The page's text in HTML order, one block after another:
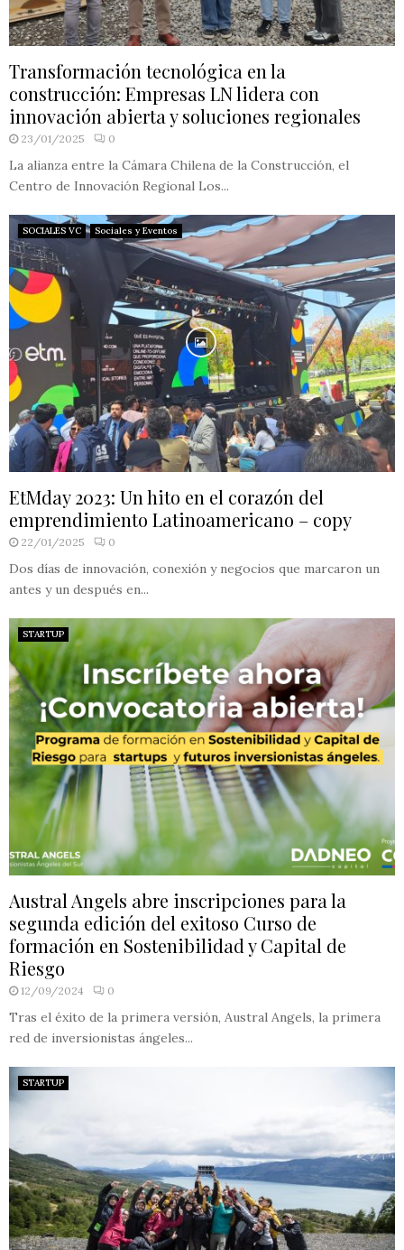
Transformación tecnológica en la
construcción: Empresas LN lidera con
innovación abierta y soluciones regionales
23/01/2025 0
La alianza entre la Cámara Chilena de la Construcción, el
Centro de Innovación Regional Los...
SOCIALES VC Sociales y Eventos
EtMday 2023: Un hito en el corazón del
emprendimiento Latinoamericano – copy
22/01/2025 0
Dos días de innovación, conexión y negocios que marcaron un
antes y un después en...
STARTUP
Austral Angels abre inscripciones para la
segunda edición del exitoso Curso de
formación en Sostenibilidad y Capital de
Riesgo
12/09/2024 0
Tras el éxito de la primera versión, Austral Angels, la primera
red de inversionistas ángeles...
STARTUP